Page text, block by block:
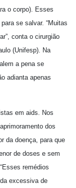
o corpo). Esses
se salvar. “Muitas
conta o cirurgião
(Unifesp). Na
a pena se
adianta apenas
em aids. Nos
dos
da doença, para que
de doses e sem
remédios
excessiva de